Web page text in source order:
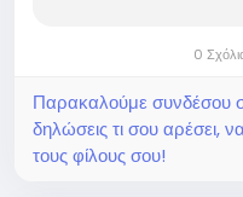
global awareness
0
Παρακαλούμε συνδέσου
δηλώσεις τι σου αρέσει,
τους φίλους σου!